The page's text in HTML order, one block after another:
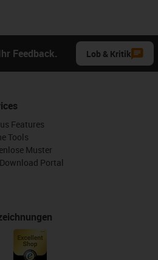
Feedback. Lob & Kritik
Features
Tools
Muster
Portal